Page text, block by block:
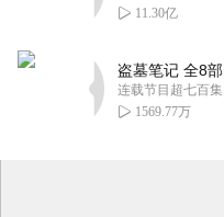
11.30亿
连载节目超七百集
1569.77万